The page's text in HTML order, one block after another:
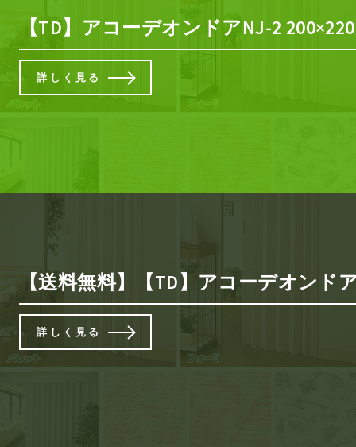
【TD】アコーデオンドアNJ-2
詳しく見る
【送料無料】【TD】アコーデオンド
詳しく見る